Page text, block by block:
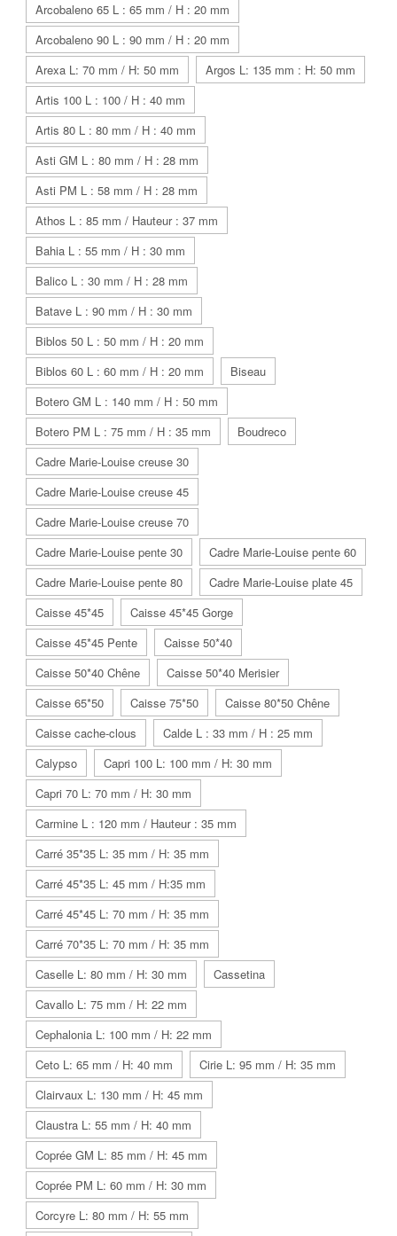
Arcobaleno 65 L : 65 mm / H : 20 mm
Arcobaleno 90 L : 90 mm / H : 20 mm
Arexa L: 70 mm / H: 50 mm
Argos L: 135 mm : H: 50 mm
Artis 100 L : 100 / H : 40 mm
Artis 80 L : 80 mm / H : 40 mm
Asti GM L : 80 mm / H : 28 mm
Asti PM L : 58 mm / H : 28 mm
Athos L : 85 mm / Hauteur : 37 mm
Bahia L : 55 mm / H : 30 mm
Balico L : 30 mm / H : 28 mm
Batave L : 90 mm / H : 30 mm
Biblos 50 L : 50 mm / H : 20 mm
Biblos 60 L : 60 mm / H : 20 mm
Biseau
Botero GM L : 140 mm / H : 50 mm
Botero PM L : 75 mm / H : 35 mm
Boudreco
Cadre Marie-Louise creuse 30
Cadre Marie-Louise creuse 45
Cadre Marie-Louise creuse 70
Cadre Marie-Louise pente 30
Cadre Marie-Louise pente 60
Cadre Marie-Louise pente 80
Cadre Marie-Louise plate 45
Caisse 45*45
Caisse 45*45 Gorge
Caisse 45*45 Pente
Caisse 50*40
Caisse 50*40 Chêne
Caisse 50*40 Merisier
Caisse 65*50
Caisse 75*50
Caisse 80*50 Chêne
Caisse cache-clous
Calde L : 33 mm / H : 25 mm
Calypso
Capri 100 L: 100 mm / H: 30 mm
Capri 70 L: 70 mm / H: 30 mm
Carmine L : 120 mm / Hauteur : 35 mm
Carré 35*35 L: 35 mm / H: 35 mm
Carré 45*35 L: 45 mm / H:35 mm
Carré 45*45 L: 70 mm / H: 35 mm
Carré 70*35 L: 70 mm / H: 35 mm
Caselle L: 80 mm / H: 30 mm
Cassetina
Cavallo L: 75 mm / H: 22 mm
Cephalonia L: 100 mm / H: 22 mm
Ceto L: 65 mm / H: 40 mm
Cirie L: 95 mm / H: 35 mm
Clairvaux L: 130 mm / H: 45 mm
Claustra L: 55 mm / H: 40 mm
Coprée GM L: 85 mm / H: 45 mm
Coprée PM L: 60 mm / H: 30 mm
Corcyre L: 80 mm / H: 55 mm